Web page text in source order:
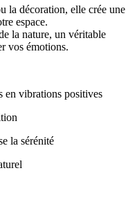
la décoration, elle crée une
espace.
la nature, un véritable
vos émotions.
en vibrations positives
la sérénité